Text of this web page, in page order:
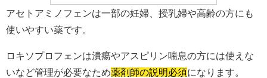
アセトアミノフェンは一部の妊婦、授乳婦や高齢の方にも
使いやすい薬です。
ロキソプロフェンは潰瘍やアスピリン喘息の方には使えな
いなど管理が必要なため薬剤師の説明必須になります。